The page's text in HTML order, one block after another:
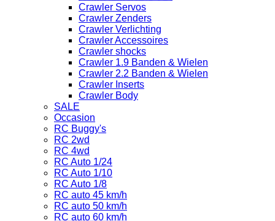
Crawler Servos
Crawler Zenders
Crawler Verlichting
Crawler Accessoires
Crawler shocks
Crawler 1.9 Banden & Wielen
Crawler 2.2 Banden & Wielen
Crawler Inserts
Crawler Body
SALE
Occasion
RC Buggy's
RC 2wd
RC 4wd
RC Auto 1/24
RC Auto 1/10
RC Auto 1/8
RC auto 45 km/h
RC auto 50 km/h
RC auto 60 km/h